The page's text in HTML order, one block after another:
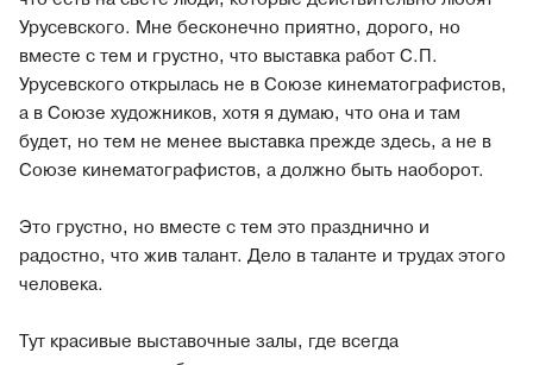
Урусевского. Мне бесконечно приятно, дорого, но
вместе с тем и грустно, что выставка работ С.П.
Урусевского открылась не в Союзе кинематографистов,
а в Союзе художников, хотя я думаю, что она и там
будет, но тем не менее выставка прежде здесь, а не в
Союзе кинематографистов, а должно быть наоборот.
Это грустно, но вместе с тем это празднично и
радостно, что жив талант. Дело в таланте и трудах этого
человека.
Тут красивые выставочные залы, где всегда